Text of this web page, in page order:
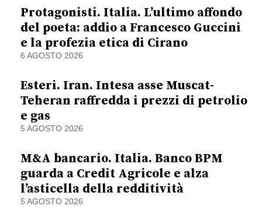
Protagonisti. Italia. L’ultimo affondo
del poeta: addio a Francesco Guccini
e la profezia etica di Cirano
6 AGOSTO 2026
Esteri. Iran. Intesa asse Muscat-
Teheran raffredda i prezzi di petrolio
e gas
5 AGOSTO 2026
M&A bancario. Italia. Banco BPM
guarda a Credit Agricole e alza
l’asticella della redditività
5 AGOSTO 2026